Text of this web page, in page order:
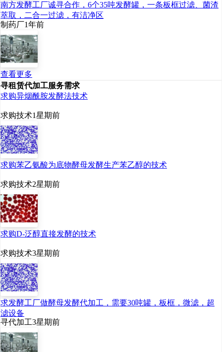
南方发酵工厂诚寻合作，6个35吨发酵罐，一条板框过滤、菌渣
萃取，二合一过滤，有洁净区
制药厂1年前
查看更多
寻租赁代加工服务需求
求购异烟酰胺发酵法技术
求购技术1星期前
求购苯乙氨酸为底物酵母发酵生产苯乙醇的技术
求购技术2星期前
求购D-泛醇直接发酵的技术
求购技术3星期前
求发酵工厂做酵母发酵代加工，需要30吨罐，板框，微滤，超
滤设备
寻代加工3星期前